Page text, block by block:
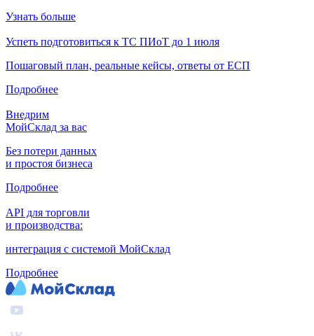
Узнать больше
Успеть подготовиться к ТС ПИоТ до 1 июля
Пошаговый план, реальные кейсы, ответы от ЕСП
Подробнее
Внедрим
МойСклад за вас
Без потери данных
и простоя бизнеса
Подробнее
API для торговли
и производства:
интеграция с системой МойСклад
Подробнее